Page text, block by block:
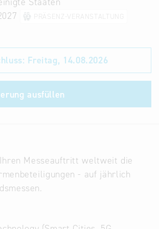
PRÄSENZ-VERANSTALTUNG
Freitag, 14.08.2026
ausfüllen
Messeauftritt weltweit die
- auf jährlich